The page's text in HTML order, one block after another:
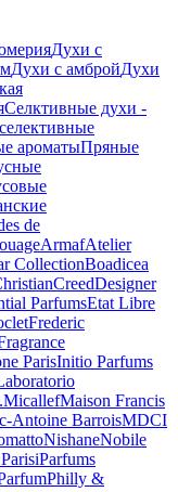
Духи с
Духи с амбройДухи
Селктивные духи -
ароматыПряные
de
ArmafAtelier
CollectionBoadicea
CreedDesigner
ParfumsEtat Libre
Frederic
ParisInitio Parfums
Maison Francis
Antoine BarroisMDCI
NishaneNobile
Parfums
Philly &